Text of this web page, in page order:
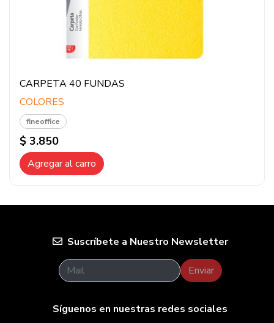
CARPETA 40 FUNDAS
COLORES
fineoffice
$ 3.850
Agregar al carro
Suscríbete a Nuestro Newsletter
Enviar
Síguenos en nuestras redes sociales